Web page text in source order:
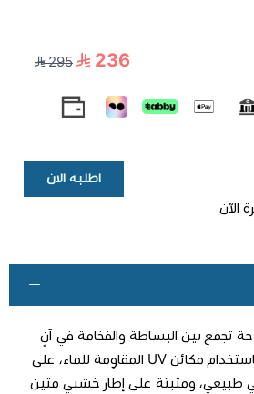
236
295
الآن
اطلبه الان
تجمع بين البساطة والفخامة في آنٍ
واحد. طُبعت بدقة عالية باستخدام مكائن UV المقاوِمة للماء، على
ومثبتة على إطار خشبي متين